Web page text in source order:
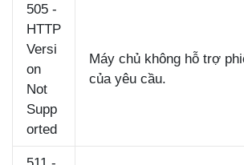
505 -
HTTP
Versi
on
Not
Supp
orted
Máy chủ không hỗ trợ
của yêu cầu.